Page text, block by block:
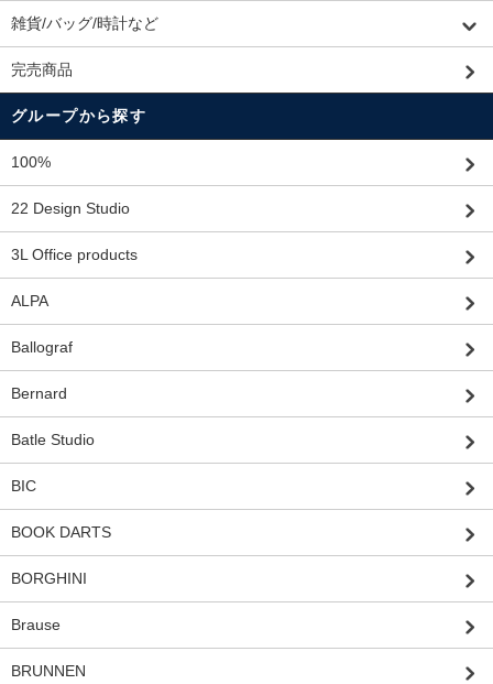
雑貨/バッグ/時計など
完売商品
グループから探す
100%
22 Design Studio
3L Office products
ALPA
Ballograf
Bernard
Batle Studio
BIC
BOOK DARTS
BORGHINI
Brause
BRUNNEN